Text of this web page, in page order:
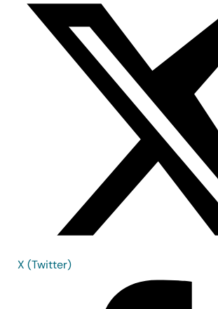
X (Twitter)